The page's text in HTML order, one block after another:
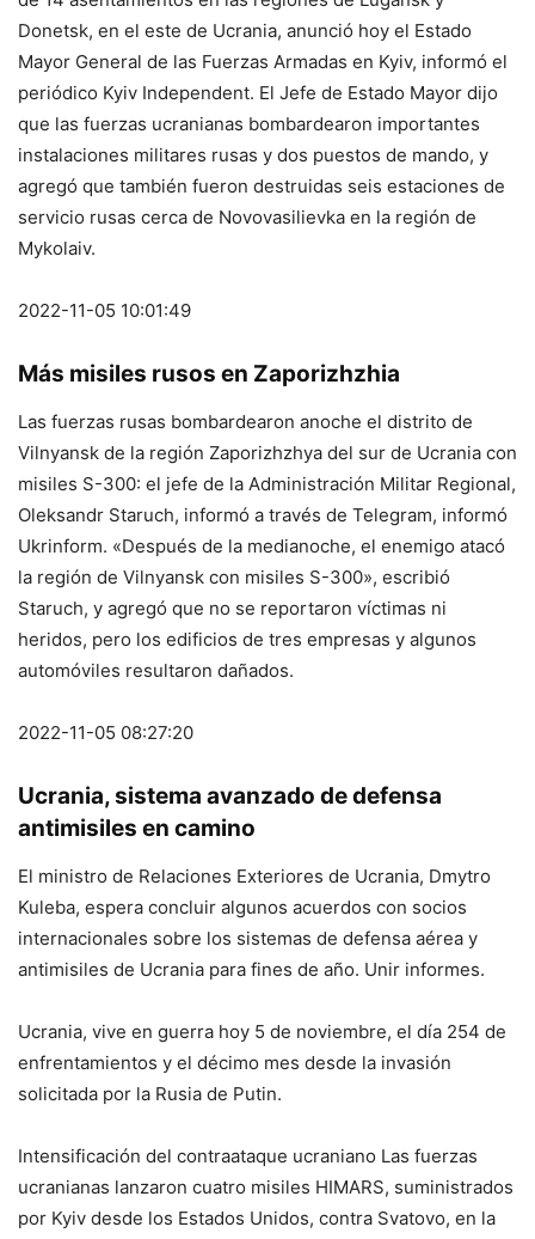
Donetsk, en el este de Ucrania, anunció hoy el Estado
Mayor General de las Fuerzas Armadas en Kyiv, informó el
periódico Kyiv Independent. El Jefe de Estado Mayor dijo
que las fuerzas ucranianas bombardearon importantes
instalaciones militares rusas y dos puestos de mando, y
agregó que también fueron destruidas seis estaciones de
servicio rusas cerca de Novovasilievka en la región de
Mykolaiv.
2022-11-05 10:01:49
Más misiles rusos en Zaporizhzhia
Las fuerzas rusas bombardearon anoche el distrito de
Vilnyansk de la región Zaporizhzhya del sur de Ucrania con
misiles S-300: el jefe de la Administración Militar Regional,
Oleksandr Staruch, informó a través de Telegram, informó
Ukrinform. «Después de la medianoche, el enemigo atacó
la región de Vilnyansk con misiles S-300», escribió
Staruch, y agregó que no se reportaron víctimas ni
heridos, pero los edificios de tres empresas y algunos
automóviles resultaron dañados.
2022-11-05 08:27:20
Ucrania, sistema avanzado de defensa
antimisiles en camino
El ministro de Relaciones Exteriores de Ucrania, Dmytro
Kuleba, espera concluir algunos acuerdos con socios
internacionales sobre los sistemas de defensa aérea y
antimisiles de Ucrania para fines de año. Unir informes.
Ucrania, vive en guerra hoy 5 de noviembre, el día 254 de
enfrentamientos y el décimo mes desde la invasión
solicitada por la Rusia de Putin.
Intensificación del contraataque ucraniano Las fuerzas
ucranianas lanzaron cuatro misiles HIMARS, suministrados
por Kyiv desde los Estados Unidos, contra Svatovo, en la